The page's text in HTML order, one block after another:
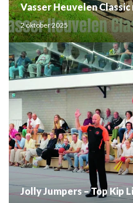
2 oktober 2025
Jolly Jumpers – Top Kip